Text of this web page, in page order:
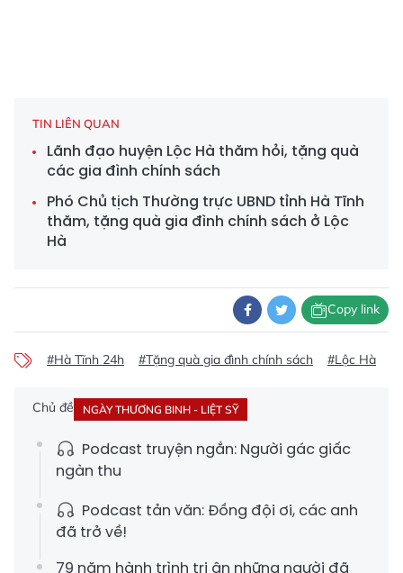
TIN LIÊN QUAN
Lãnh đạo huyện Lộc Hà thăm hỏi, tặng quà
các gia đình chính sách
Phó Chủ tịch Thường trực UBND tỉnh Hà Tĩnh
thăm, tặng quà gia đình chính sách ở Lộc
Hà
Copy link
#Hà Tĩnh 24h #Tặng quà gia đình chính sách #Lộc Hà
Chủ đề NGÀY THƯƠNG BINH - LIỆT SỸ
Podcast truyện ngắn: Người gác giấc
ngàn thu
Podcast tản văn: Đồng đội ơi, các anh
đã trở về!
79 năm hành trình tri ân những người đã